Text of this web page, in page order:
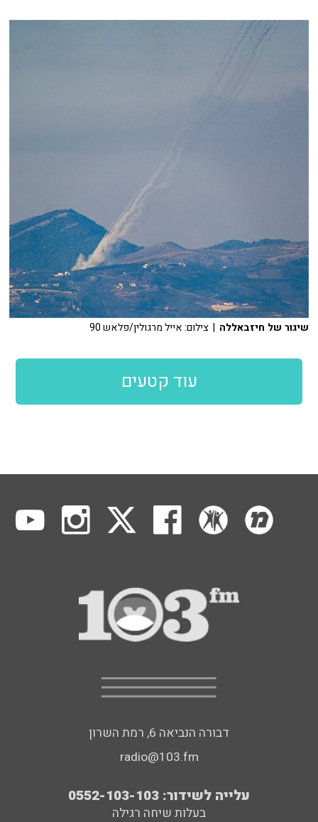
שיגור של חיזבאללה | צילום: אייל מרגולין/פלאש 90
עוד קטעים
דבורה הנביאה 6, רמת השרון
radio@103.fm
עלייה לשידור: 0552-103-103
בעלות שיחה רגילה